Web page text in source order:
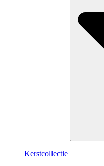
Kerstcollectie